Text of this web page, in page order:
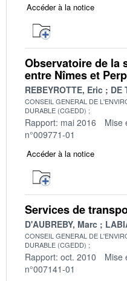
Accéder à la notice
Observatoire de la
entre Nîmes et
REBEYROTTE, Eric DE
CONSEIL GENERAL DE
DURABLE (CGEDD)
Rapport: mai 2016 Mise
n°009771-01
Accéder à la notice
Services de
D'AUBREBY, Marc
CONSEIL GENERAL DE
DURABLE (CGEDD)
Rapport: oct. 2010 Mise
n°007141-01